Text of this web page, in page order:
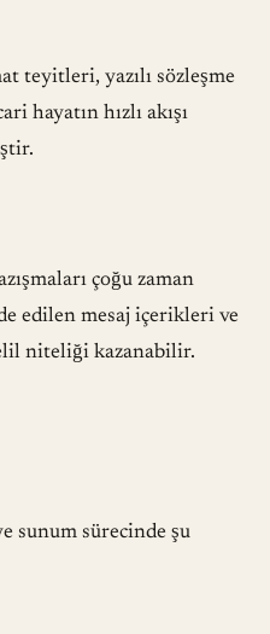
teyitleri, yazılı sözleşme
hayatın hızlı akışı
çoğu zaman
edilen mesaj içerikleri ve
niteliği kazanabilir.
sunum sürecinde şu